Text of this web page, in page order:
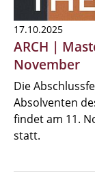
17.10.2025
ARCH |
November
Die
Absolventen
findet am 11.
statt.